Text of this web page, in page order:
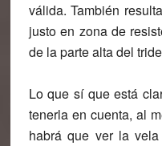
válida. También
justo en zona de
de la parte alta del
Lo que sí que está
tenerla en cuenta, al
habrá que ver la